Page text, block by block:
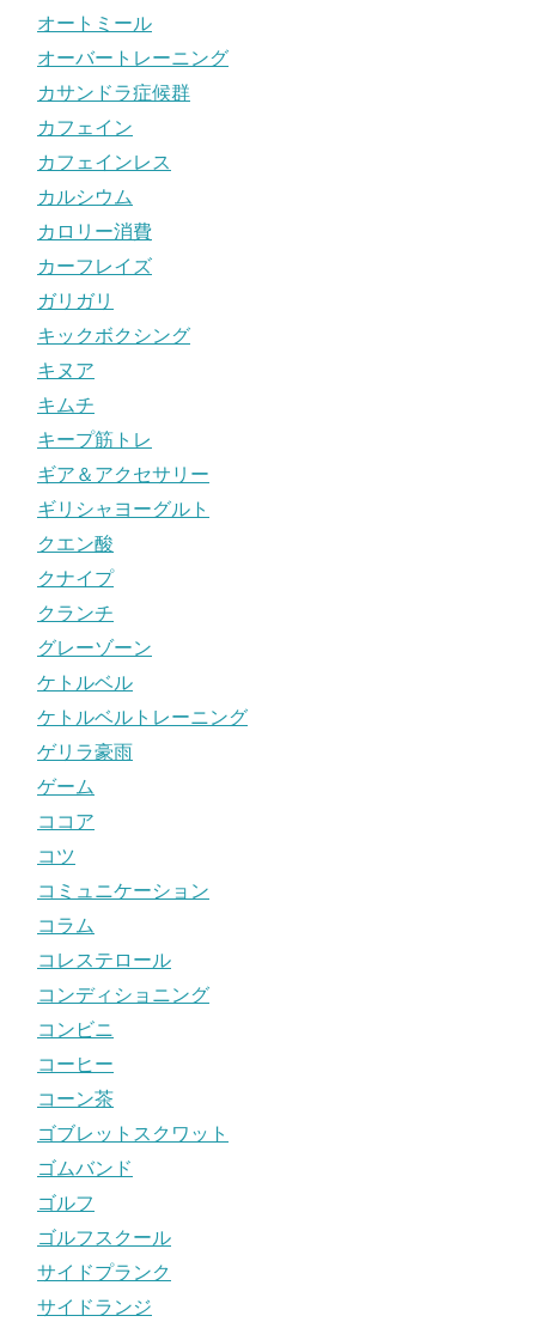
オートミール
オーバートレーニング
カサンドラ症候群
カフェイン
カフェインレス
カルシウム
カロリー消費
カーフレイズ
ガリガリ
キックボクシング
キヌア
キムチ
キープ筋トレ
ギア＆アクセサリー
ギリシャヨーグルト
クエン酸
クナイプ
クランチ
グレーゾーン
ケトルベル
ケトルベルトレーニング
ゲリラ豪雨
ゲーム
ココア
コツ
コミュニケーション
コラム
コレステロール
コンディショニング
コンビニ
コーヒー
コーン茶
ゴブレットスクワット
ゴムバンド
ゴルフ
ゴルフスクール
サイドプランク
サイドランジ